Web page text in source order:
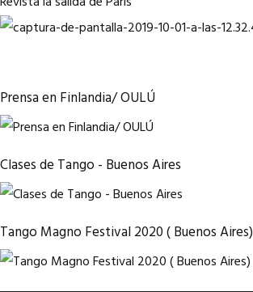
Prensa en Finlandia/ OULÚ
Clases de Tango - Buenos Aires
Tango Magno Festival 2020 ( Buenos Aires)